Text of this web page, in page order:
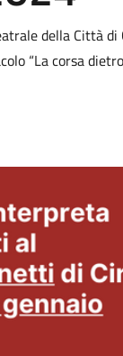
della Città
“La corsa